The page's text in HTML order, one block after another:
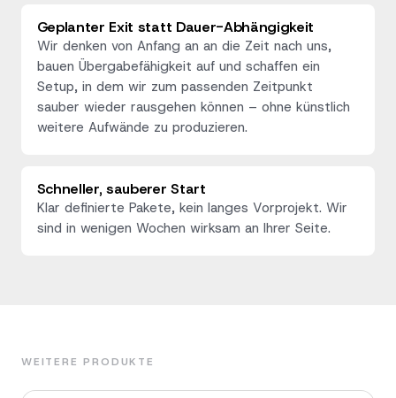
Geplanter Exit statt Dauer-Abhängigkeit
Wir denken von Anfang an an die Zeit nach uns,
bauen Übergabefähigkeit auf und schaffen ein
Setup, in dem wir zum passenden Zeitpunkt
sauber wieder rausgehen können – ohne künstlich
weitere Aufwände zu produzieren.
Schneller, sauberer Start
Klar definierte Pakete, kein langes Vorprojekt. Wir
sind in wenigen Wochen wirksam an Ihrer Seite.
WEITERE PRODUKTE